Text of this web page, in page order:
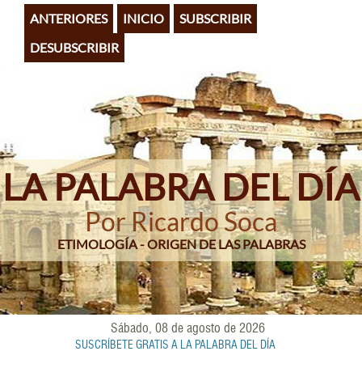
Pasar
contenido
principal
ANTERIORES INICIO
SUBSCRIBIR
DESUBSCRIBIR
LA PALABRA DEL DÍA
Por Ricardo Soca
ETIMOLOGÍA - ORIGEN DE LAS PALABRAS
Sábado, 08 de agosto de 2026
SUSCRÍBETE GRATIS A LA PALABRA DEL DÍA